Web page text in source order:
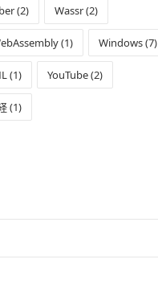
(2) Wassr (2)
(1) Windows (7)
(1) YouTube (2)
(1)